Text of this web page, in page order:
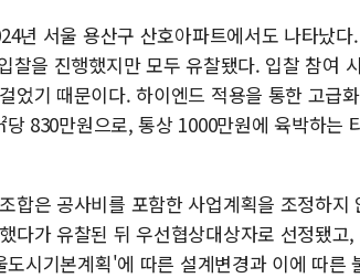
년 서울 용산구 산호아파트에서도 나타났
찰을 진행했지만 모두 유찰됐다. 입찰 참여
었기 때문이다. 하이엔드 적용을 통한 고급
830만원으로, 통상 1000만원에 육박하는
합은 공사비를 포함한 사업계획을 조정하
다가 유찰된 뒤 우선협상대상자로 선정됐
시기본계획'에 따른 설계변경과 이에 따른